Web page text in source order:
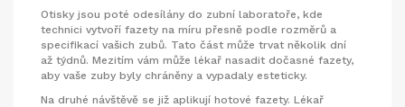
Otisky jsou poté odesílány do zubní laboratoře, kde
technici vytvoří fazety na míru přesně podle rozměrů a
specifikací vašich zubů. Tato část může trvat několik dní
až týdnů. Mezitím vám může lékař nasadit dočasné fazety,
aby vaše zuby byly chráněny a vypadaly esteticky.
Na druhé návštěvě se již aplikují hotové fazety. Lékař